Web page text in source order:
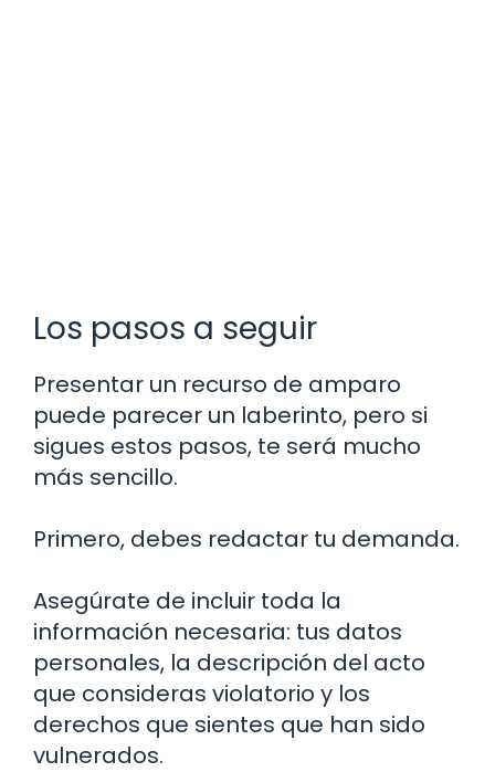
Los pasos a seguir
Presentar un recurso de amparo
puede parecer un laberinto, pero si
sigues estos pasos, te será mucho
más sencillo.
Primero, debes redactar tu demanda.
Asegúrate de incluir toda la
información necesaria: tus datos
personales, la descripción del acto
que consideras violatorio y los
derechos que sientes que han sido
vulnerados.